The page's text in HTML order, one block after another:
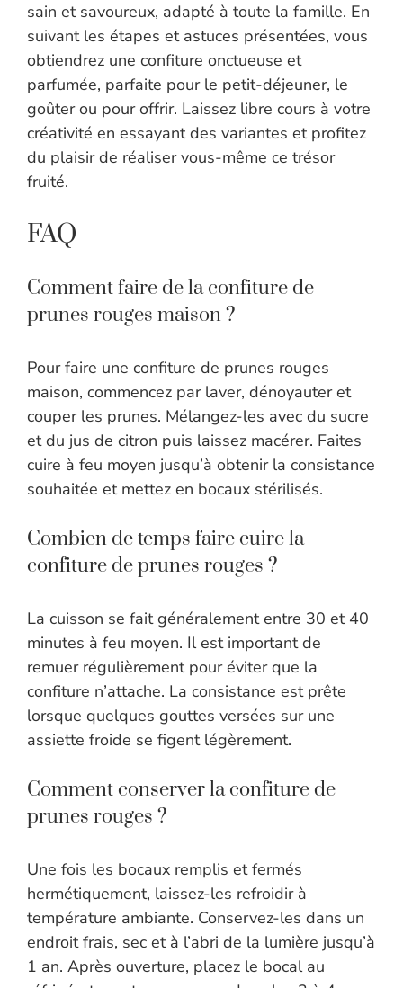
sain et savoureux, adapté à toute la famille. En
suivant les étapes et astuces présentées, vous
obtiendrez une confiture onctueuse et
parfumée, parfaite pour le petit-déjeuner, le
goûter ou pour offrir. Laissez libre cours à votre
créativité en essayant des variantes et profitez
du plaisir de réaliser vous-même ce trésor
fruité.
FAQ
Comment faire de la confiture de
prunes rouges maison ?
Pour faire une confiture de prunes rouges
maison, commencez par laver, dénoyauter et
couper les prunes. Mélangez-les avec du sucre
et du jus de citron puis laissez macérer. Faites
cuire à feu moyen jusqu’à obtenir la consistance
souhaitée et mettez en bocaux stérilisés.
Combien de temps faire cuire la
confiture de prunes rouges ?
La cuisson se fait généralement entre 30 et 40
minutes à feu moyen. Il est important de
remuer régulièrement pour éviter que la
confiture n’attache. La consistance est prête
lorsque quelques gouttes versées sur une
assiette froide se figent légèrement.
Comment conserver la confiture de
prunes rouges ?
Une fois les bocaux remplis et fermés
hermétiquement, laissez-les refroidir à
température ambiante. Conservez-les dans un
endroit frais, sec et à l’abri de la lumière jusqu’à
1 an. Après ouverture, placez le bocal au